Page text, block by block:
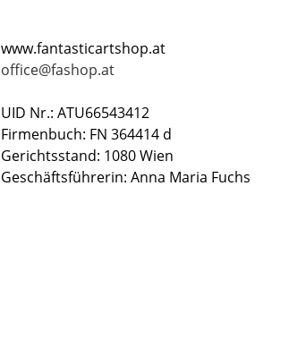
www.fantasticartshop.at
office@fashop.at
UID Nr.: ATU66543412
Firmenbuch: FN 364414 d
Gerichtsstand: 1080 Wien
Geschäftsführerin: Anna Maria Fuchs